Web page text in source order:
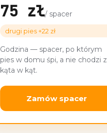
75 zł/ spacer
drugi pies +22 zł
Godzina — spacer, po którym
pies w domu śpi, a nie chodzi z
kąta w kąt.
Zamów spacer